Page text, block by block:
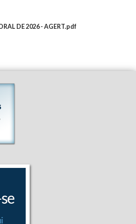
DE 2026 - AGERT.pdf